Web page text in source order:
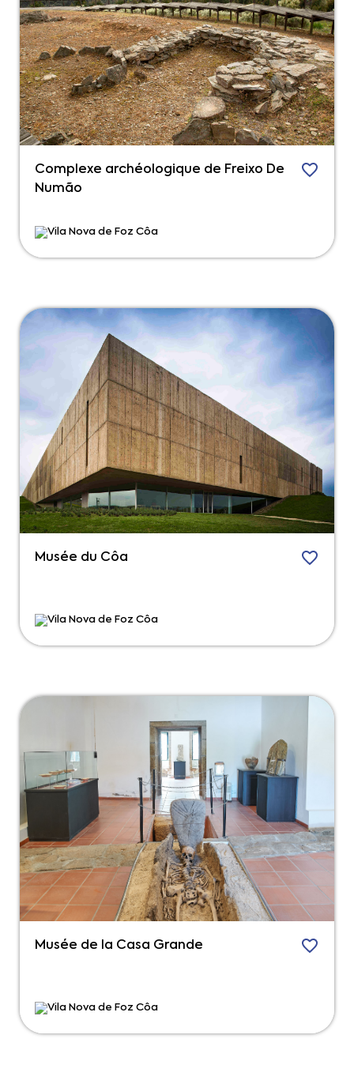
Complexe archéologique de Freixo De
Numão
Vila Nova de Foz Côa
Musée du Côa
Vila Nova de Foz Côa
Musée de la Casa Grande
Vila Nova de Foz Côa